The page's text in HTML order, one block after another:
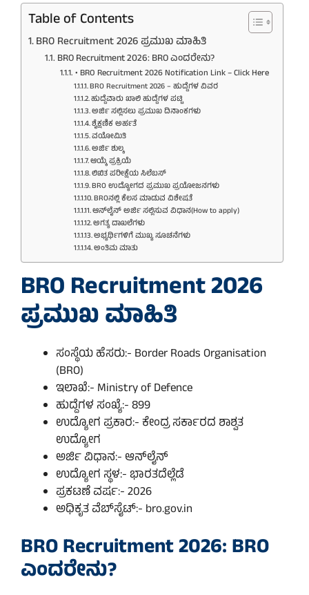
Table of Contents
BRO Recruitment 2026 ಪ್ರಮುಖ ಮಾಹಿತಿ
BRO Recruitment 2026: BRO ಎಂದರೇನು?
• BRO Recruitment 2026 Notification Link – Click Here
BRO Recruitment 2026 – ಹುದ್ದೆಗಳ ವಿವರ
ಹುದ್ದೆವಾರು ಖಾಲಿ ಹುದ್ದೆಗಳ ಪಟ್ಟಿ
ಅರ್ಜಿ ಸಲ್ಲಿಸಲು ಪ್ರಮುಖ ದಿನಾಂಕಗಳು
ಶೈಕ್ಷಣಿಕ ಅರ್ಹತೆ
ವಯೋಮಿತಿ
ಅರ್ಜಿ ಶುಲ್ಕ
ಆಯ್ಕೆ ಪ್ರಕ್ರಿಯೆ
ಲಿಖಿತ ಪರೀಕ್ಷೆಯ ಸಿಲೆಬಸ್
BRO ಉದ್ಯೋಗದ ಪ್ರಮುಖ ಪ್ರಯೋಜನಗಳು
BROನಲ್ಲಿ ಕೆಲಸ ಮಾಡುವ ವಿಶೇಷತೆ
ಆನ್‌ಲೈನ್ ಅರ್ಜಿ ಸಲ್ಲಿಸುವ ವಿಧಾನ(How to apply)
ಅಗತ್ಯ ದಾಖಲೆಗಳು
ಅಭ್ಯರ್ಥಿಗಳಿಗೆ ಮುಖ್ಯ ಸೂಚನೆಗಳು
ಅಂತಿಮ ಮಾತು
BRO Recruitment 2026
ಪ್ರಮುಖ ಮಾಹಿತಿ
ಸಂಸ್ಥೆಯ ಹೆಸರು:- Border Roads Organisation
(BRO)
ಇಲಾಖೆ:- Ministry of Defence
ಹುದ್ದೆಗಳ ಸಂಖ್ಯೆ:- 899
ಉದ್ಯೋಗ ಪ್ರಕಾರ:- ಕೇಂದ್ರ ಸರ್ಕಾರದ ಶಾಶ್ವತ
ಉದ್ಯೋಗ
ಅರ್ಜಿ ವಿಧಾನ:- ಆನ್‌ಲೈನ್
ಉದ್ಯೋಗ ಸ್ಥಳ:- ಭಾರತದೆಲ್ಲೆಡೆ
ಪ್ರಕಟಣೆ ವರ್ಷ:- 2026
ಅಧಿಕೃತ ವೆಬ್‌ಸೈಟ್:- bro.gov.in
BRO Recruitment 2026: BRO
ಎಂದರೇನು?